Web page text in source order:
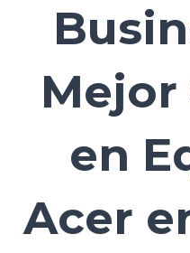
en
Acer